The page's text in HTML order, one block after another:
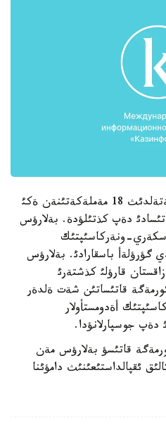
كورمةگة ت م د جانة الئس شةتةلدئث 18 مةملةكةتئنةن ةكئ
دةپ كذتئلؤدة. بةلارؤس
ونةركاسئپتئك
گؤرؤلةأ باسقارادئ. بةلارؤس
قارؤلئ كذشتةرئ
قاتئساتئن شةت ةلدةر
أةدومستأولار
دةپ جوسپارلانؤدا.
قاتئسؤ بةلارؤس مةن
ئقپالداستئعئنئث دامؤئنا